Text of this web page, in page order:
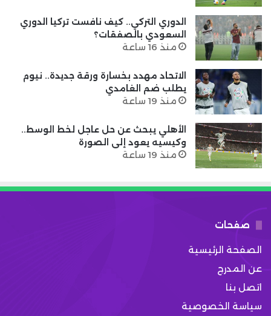
الدوري التركي.. كيف نافست تركيا الدوري
السعودي بالصفقات؟
منذ 16 ساعة
الاتحاد مهدد بخسارة ورقة جديدة.. نيوم
يطلب ضم الغامدي
منذ 19 ساعة
الأهلي يبحث عن حل عاجل لخط الوسط..
وكيسيه يعود إلى الصورة
منذ 19 ساعة
صفحات
الصفحة الرئيسية
عن المدرج
اتصل بنا
سياسة الخصوصية